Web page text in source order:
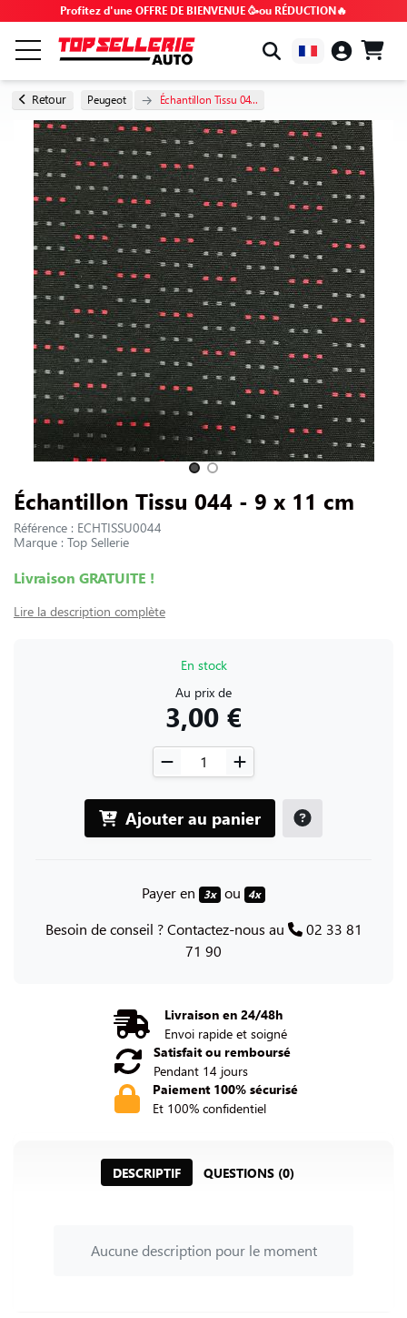
Profitez d'une OFFRE DE BIENVENUE 🥳ou RÉDUCTION🔥
PAR MARQUE & MODÈLE
TOUS LES PRODUITS
BONS PLANS
CODES PROMO
CONSEILS & TUTOS
FAQ
NOUS CONTACTER
Retour Peugeot Échantillon Tissu 04...
Slide 1 of 2
Échantillon Tissu 044 - 9 x 11 cm
Référence : ECHTISSU0044
Marque : Top Sellerie
Livraison GRATUITE !
Lire la description complète
En stock
Au prix de
3,00 €
Ajouter au panier
Payer en 3x ou 4x
Besoin de conseil ? Contactez-nous au
02 33 81
71 90
Livraison en 24/48h
Envoi rapide et soigné
Satisfait ou remboursé
Pendant 14 jours
Paiement 100% sécurisé
Et 100% confidentiel
DESCRIPTIF QUESTIONS (0)
Aucune description pour le moment